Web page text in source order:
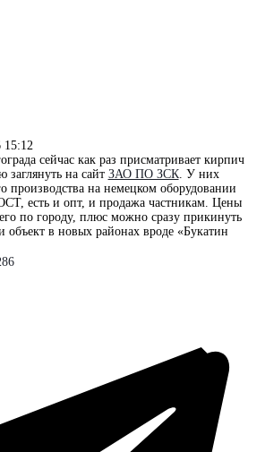
15:12
сейчас как раз присматривает кирпич
заглянуть на сайт ЗАО ПО ЗСК. У них
производства на немецком оборудовании
есть и опт, и продажа частникам. Цены
по городу, плюс можно сразу прикинуть
объект в новых районах вроде «Букатин